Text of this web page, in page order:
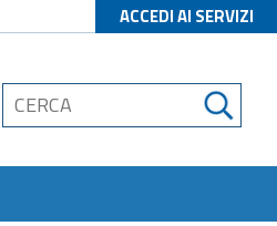
ACCEDI AI SERVIZI